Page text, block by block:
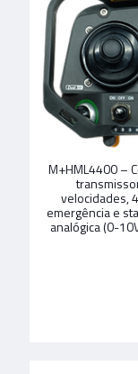
M+HML4400 –
velocidades,
emergência e
analógica (0-